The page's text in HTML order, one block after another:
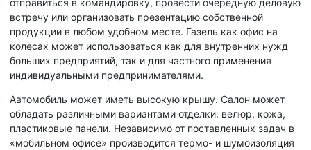
отправиться в командировку, провести очередную деловую
встречу или организовать презентацию собственной
продукции в любом удобном месте. Газель как офис на
колесах может использоваться как для внутренних нужд
больших предприятий, так и для частного применения
индивидуальными предпринимателями.
Автомобиль может иметь высокую крышу. Салон может
обладать различными вариантами отделки: велюр, кожа,
пластиковые панели. Независимо от поставленных задач в
«мобильном офисе» производится термо- и шумоизоляция